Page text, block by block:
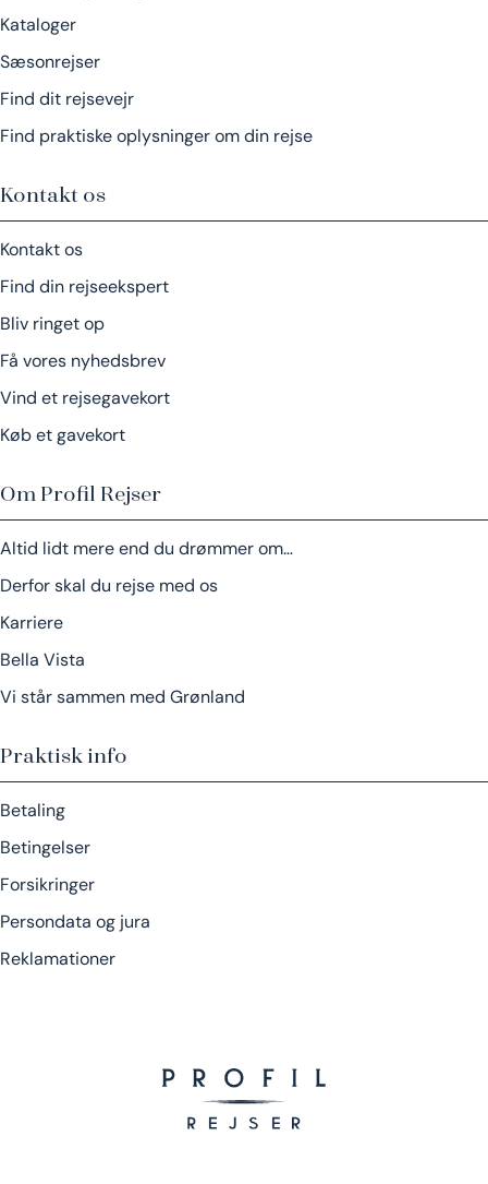
Kataloger
Sæsonrejser
Find dit rejsevejr
Find praktiske oplysninger om din rejse
Kontakt os
Kontakt os
Find din rejseekspert
Bliv ringet op
Få vores nyhedsbrev
Vind et rejsegavekort
Køb et gavekort
Om Profil Rejser
Altid lidt mere end du drømmer om…
Derfor skal du rejse med os
Karriere
Bella Vista
Vi står sammen med Grønland
Praktisk info
Betaling
Betingelser
Forsikringer
Persondata og jura
Reklamationer